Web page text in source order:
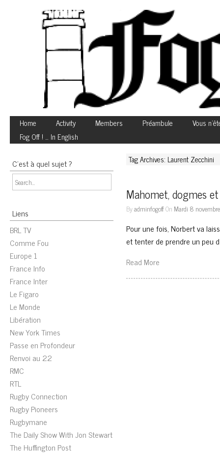
Home Activity Members Préambule
Vous
Fog Off ! … In English
C’est à quel sujet ?
Liens
BRL TV
Comme Fou
Europe 1
France Info
France Inter
Le Figaro
Le Monde
Libération
New York Times
Passe en Profondeur
Renvoi au 22
RMC
RTL
Rugby Connection
Rugby Pioneers
Rugbymane
The Daily Show With Jon Stewart
The Huffington Post
Tag Archives: Laurent Zecchini
Mahomet, dogmes
ByadminfogoffOn Mardi 8
Pour une fois, Norbert va
et tenter de prendre un peu
Read More